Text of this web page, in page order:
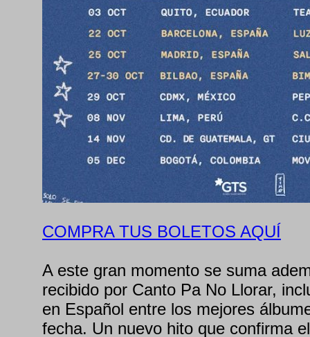
COMPRA TUS BOLETOS AQUÍ
A este gran momento se suma
recibido por Canto Pa No Llorar,
en Español entre los mejores
fecha. Un nuevo hito que confirma